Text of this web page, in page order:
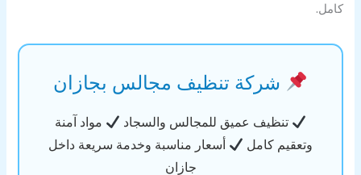
شركة تنظيف مجالس بجازان
تنظيف عميق للمجالس والسجاد
مواد آمنة
وتعقيم كامل
أسعار مناسبة وخدمة سريعة داخل
جازان